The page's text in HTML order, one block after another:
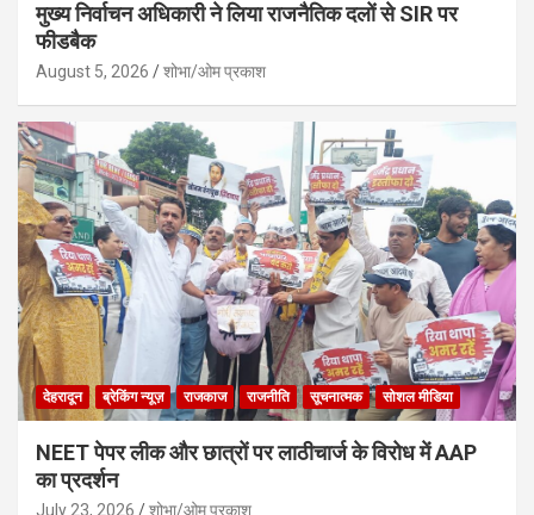
मुख्य निर्वाचन अधिकारी ने लिया राजनैतिक दलों से SIR पर
फीडबैक
August 5, 2026 शोभा/ओम प्रकाश
देहरादून ब्रेकिंग न्यूज़ राजकाज राजनीति सूचनात्मक सोशल मीडिया
NEET पेपर लीक और छात्रों पर लाठीचार्ज के विरोध में AAP
का प्रदर्शन
July 23, 2026 शोभा/ओम प्रकाश